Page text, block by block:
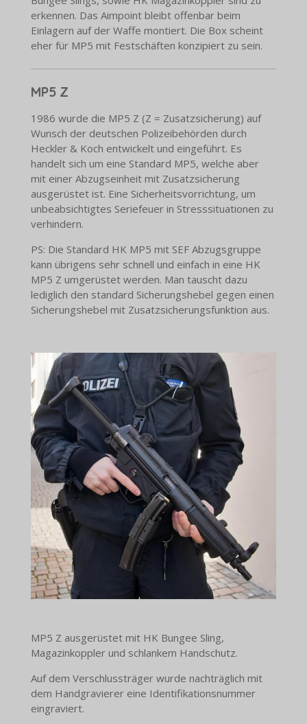
erkennen. Das Aimpoint bleibt offenbar beim
Einlagern auf der Waffe montiert. Die Box scheint
eher für MP5 mit Festschäften konzipiert zu sein.
MP5 Z
1986 wurde die MP5 Z (Z = Zusatzsicherung) auf
Wunsch der deutschen Polizeibehörden durch
Heckler & Koch entwickelt und eingeführt. Es
handelt sich um eine Standard MP5, welche aber
mit einer Abzugseinheit mit Zusatzsicherung
ausgerüstet ist. Eine Sicherheitsvorrichtung, um
unbeabsichtigtes Seriefeuer in Stresssituationen zu
verhindern.
PS: Die Standard HK MP5 mit SEF Abzugsgruppe
kann übrigens sehr schnell und einfach in eine HK
MP5 Z umgerüstet werden. Man tauscht dazu
lediglich den standard Sicherungshebel gegen einen
Sicherungshebel mit Zusatzsicherungsfunktion aus.
MP5 Z ausgerüstet mit HK Bungee Sling,
Magazinkoppler und schlankem Handschutz.
Auf dem Verschlussträger wurde nachträglich mit
dem Handgravierer eine Identifikationsnummer
eingraviert.